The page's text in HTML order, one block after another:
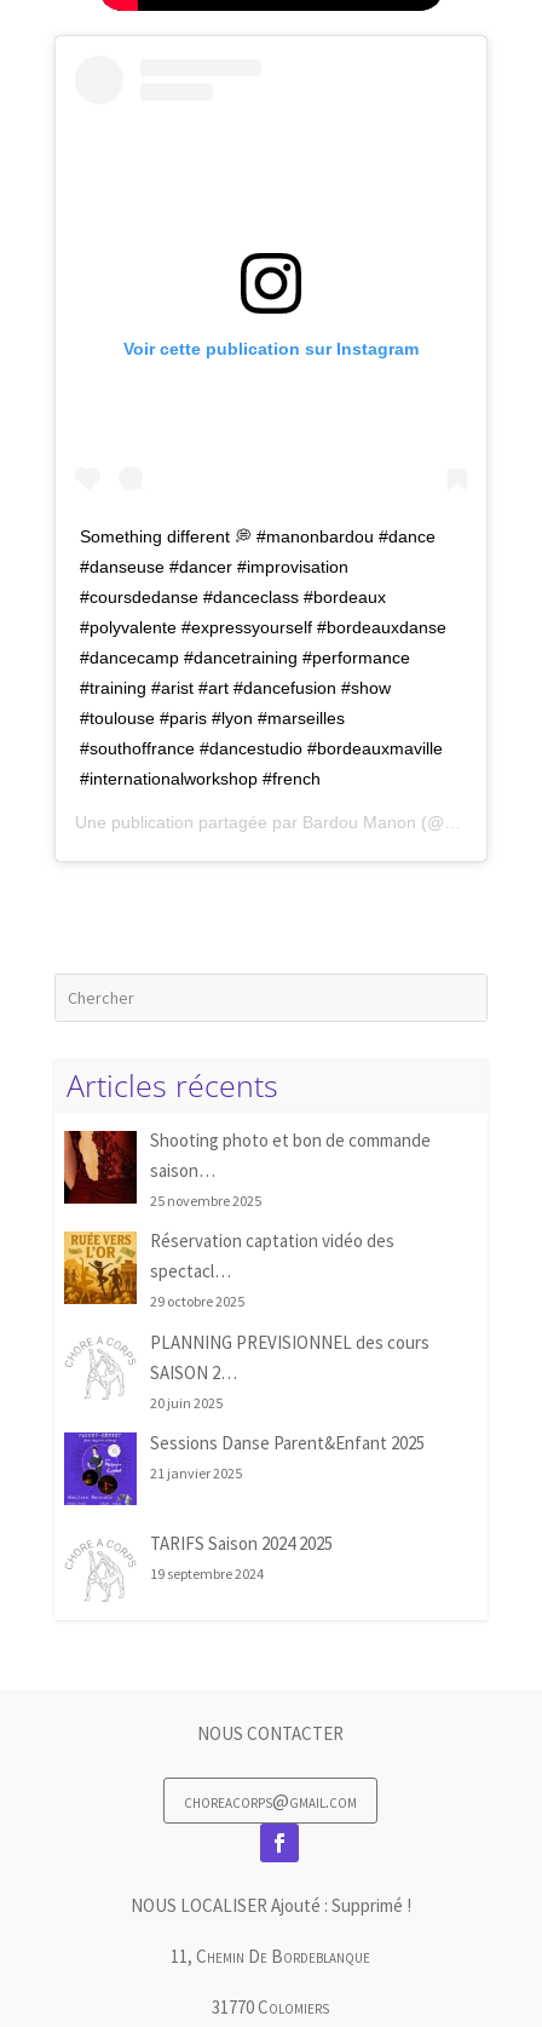
Voir cette publication sur Instagram
Something different 💭 #manonbardou #dance
#danseuse #dancer #improvisation
#coursdedanse #danceclass #bordeaux
#polyvalente #expressyourself #bordeauxdanse
#dancecamp #dancetraining #performance
#training #arist #art #dancefusion #show
#toulouse #paris #lyon #marseilles
#southoffrance #dancestudio #bordeauxmaville
#internationalworkshop #french
Une publication partagée par Bardou Manon (@manonbardou) le
Articles récents
Shooting photo et bon de commande
saison…
25 novembre 2025
Réservation captation vidéo des
spectacl…
29 octobre 2025
PLANNING PREVISIONNEL des cours
SAISON 2…
20 juin 2025
Sessions Danse Parent&Enfant 2025
21 janvier 2025
TARIFS Saison 2024 2025
19 septembre 2024
NOUS CONTACTER
choreacorps@gmail.com
NOUS LOCALISER Ajouté : Supprimé !
11, Chemin De Bordeblanque
31770 Colomiers